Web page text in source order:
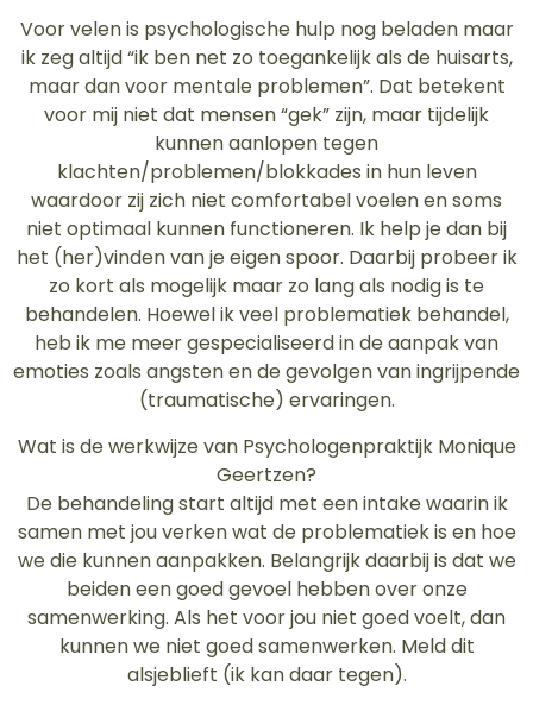
Voor velen is psychologische hulp nog beladen maar
ik zeg altijd “ik ben net zo toegankelijk als de huisarts,
maar dan voor mentale problemen”. Dat betekent
voor mij niet dat mensen “gek” zijn, maar tijdelijk
kunnen aanlopen tegen
klachten/problemen/blokkades in hun leven
waardoor zij zich niet comfortabel voelen en soms
niet optimaal kunnen functioneren. Ik help je dan bij
het (her)vinden van je eigen spoor. Daarbij probeer ik
zo kort als mogelijk maar zo lang als nodig is te
behandelen. Hoewel ik veel problematiek behandel,
heb ik me meer gespecialiseerd in de aanpak van
emoties zoals angsten en de gevolgen van ingrijpende
(traumatische) ervaringen.
Wat is de werkwijze van Psychologenpraktijk Monique
Geertzen?
De behandeling start altijd met een intake waarin ik
samen met jou verken wat de problematiek is en hoe
we die kunnen aanpakken. Belangrijk daarbij is dat we
beiden een goed gevoel hebben over onze
samenwerking. Als het voor jou niet goed voelt, dan
kunnen we niet goed samenwerken. Meld dit
alsjeblieft (ik kan daar tegen).